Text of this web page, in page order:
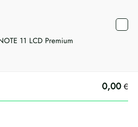
11 LCD Premium
0,00 €